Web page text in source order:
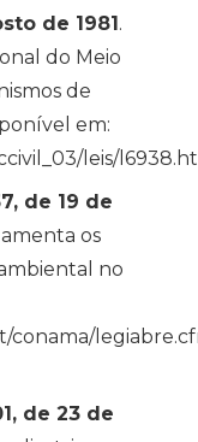
de 1981.
do Meio
de
em:
leis/
de 19 de
os
no
conama/
de 23 de